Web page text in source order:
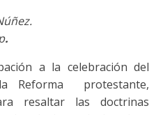
.
a la celebración del
Reforma protestante,
resaltar las doctrinas